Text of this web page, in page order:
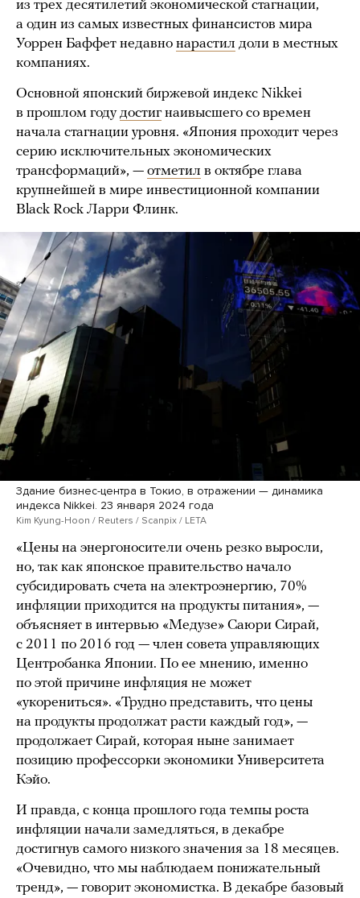
из трех десятилетий экономической стагнации,
а один из самых известных финансистов мира
Уоррен Баффет недавно нарастил доли в местных
компаниях.
Основной японский биржевой индекс Nikkei
в прошлом годудостигнаивысшего со времен
начала стагнации уровня. «Япония проходит через
серию исключительных экономических
трансформаций», — отметил в октябре глава
крупнейшей в мире инвестиционной компании
Black Rock Ларри Флинк.
Здание бизнес-центра в Токио, в отражении — динамика
индекса Nikkei. 23 января 2024 года
Kim Kyung-Hoon / Reuters / Scanpix / LETA
«Цены на энергоносители очень резко выросли,
но, так как японское правительство начало
субсидировать счета на электроэнергию, 70%
инфляции приходится на продукты питания», —
объясняет в интервью «Медузе» Саюри Сирай,
с 2011 по 2016 год — член совета управляющих
Центробанка Японии. По ее мнению, именно
по этой причине инфляция не может
«укорениться». «Трудно представить, что цены
на продукты продолжат расти каждый год», —
продолжает Сирай, которая ныне занимает
позицию профессорки экономики Университета
Кэйо.
И правда, с конца прошлого года темпы роста
инфляции начали замедляться, в декабре
достигнув самого низкого значения за 18 месяцев.
«Очевидно, что мы наблюдаем понижательный
тренд», — говорит экономистка. В декабре базовый